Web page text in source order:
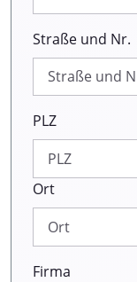
Straße und Nr.
PLZ
Ort
Firma